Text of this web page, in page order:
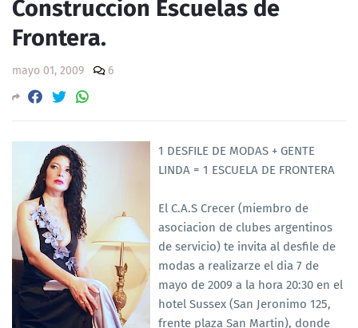
Construccion Escuelas de
Frontera.
mayo 01, 2009 6
1 DESFILE DE MODAS + GENTE
LINDA = 1 ESCUELA DE FRONTERA
El C.A.S Crecer (miembro de
asociacion de clubes argentinos
de servicio) te invita al desfile de
modas a realizarze el dia 7 de
mayo de 2009 a la hora 20:30 en el
hotel Sussex (San Jeronimo 125,
frente plaza San Martin), donde